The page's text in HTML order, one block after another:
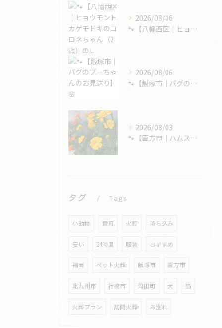
2026/08/06
🐾【八幡西区｜ヒョウモントカゲモドキのコロネちゃん（2歳）の...
2026/08/06
🐾【飯塚市｜パグのプーちゃんのお見送り】🌸
2026/08/03
🐾【直方市｜ハムスターの大福くんのお見送り】🌸
タグ Tags
小動物 費用 火葬 持ち込み
安い 24時間 服装 おすすめ
福岡 ペット火葬 飯塚市 直方市
北九州市 行橋市 苅田町 犬 猫
火葬プラン 訪問火葬 お別れ